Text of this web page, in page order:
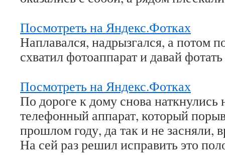
Посмотреть на Яндекс.Фотках
Наплавался, надрызгался, а потом
схватил фотоаппарат и давай
Посмотреть на Яндекс.Фотках
По дороге к дому снова наткнулись
телефонный аппарат, который
прошлом году, да так и не засняли,
На сей раз решил исправить это